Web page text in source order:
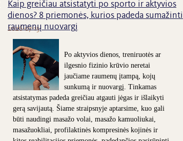
Kaip greičiau atsistatyti po sporto ir aktyvios
dienos? 8 priemonės, kurios padeda sumažinti
raumenų nuovargį
2026-07-15
Po aktyvios dienos, treniruotės ar
ilgesnio fizinio krūvio neretai
jaučiame raumenų įtampą, kojų
sunkumą ir nuovargį. Tinkamas
atsistatymas padeda greičiau atgauti jėgas ir išlaikyti
gerą savijautą. Šiame straipsnyje aptarsime, kuo gali
būti naudingi masažo volai, masažo kamuoliukai,
masažuokliai, profilaktinės kompresinės kojinės ir